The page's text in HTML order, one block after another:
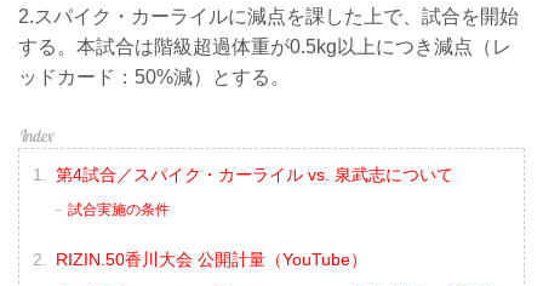
2.スパイク・カーライルに減点を課した上で、試合を開始
する。本試合は階級超過体重が0.5kg以上につき減点（レ
ッドカード：50%減）とする。
第4試合／スパイク・カーライル vs. 泉武志について
試合実施の条件
RIZIN.50香川大会 公開計量（YouTube）